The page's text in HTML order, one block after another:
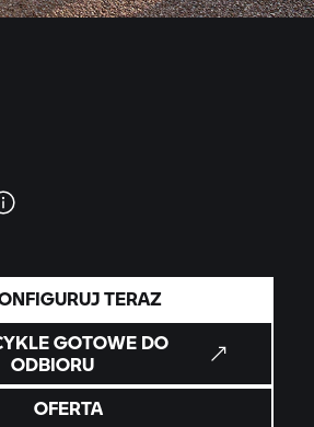
TERAZ
GOTOWE DO
ODBIORU
OFERTA